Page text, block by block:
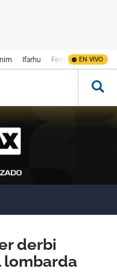
Ifarhu Fenómeno de El
EN VIVO
derbi
lombarda